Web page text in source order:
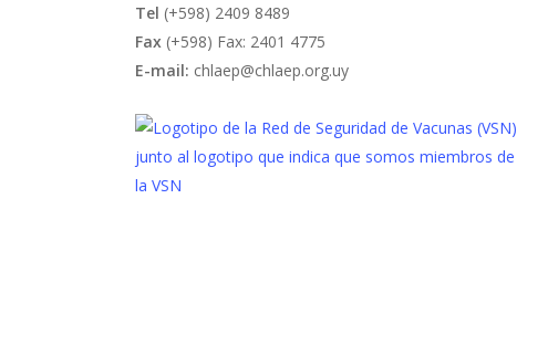
Tel (+598) 2409 8489
Fax (+598) Fax: 2401 4775
E-mail: chlaep@chlaep.org.uy